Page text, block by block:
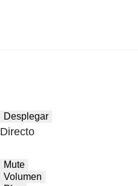
Desplegar
Directo
Mute
Volumen